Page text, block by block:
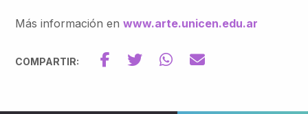
Más información enwww.arte.unicen.edu.ar
COMPARTIR: